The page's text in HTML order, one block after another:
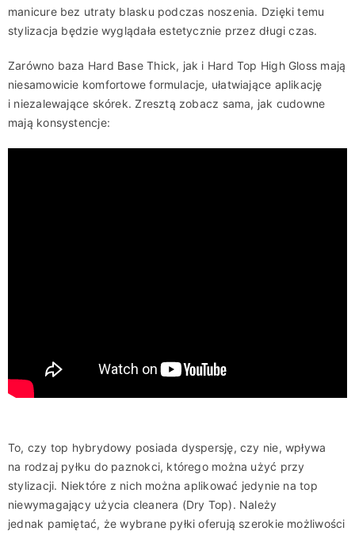
manicure bez utraty blasku podczas noszenia. Dzięki temu
stylizacja będzie wyglądała estetycznie przez długi czas.
Zarówno baza Hard Base Thick, jak i Hard Top High Gloss mają
niesamowicie komfortowe formulacje, ułatwiające aplikację
i niezalewające skórek. Zresztą zobacz sama, jak cudowne
mają konsystencje:
To, czy top hybrydowy posiada dyspersję, czy nie, wpływa
na rodzaj pyłku do paznokci, którego można użyć przy
stylizacji. Niektóre z nich można aplikować jedynie na top
niewymagający użycia cleanera (Dry Top). Należy
jednak pamiętać, że wybrane pyłki oferują szerokie możliwości